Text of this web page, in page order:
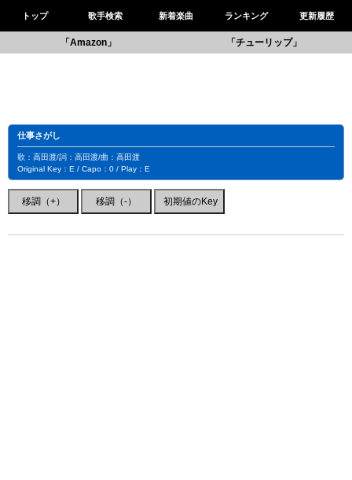
トップ 歌手検索 新着楽曲 ランキング 更新履歴
「Amazon」 「チューリップ」
仕事さがし
歌：高田渡/詞：高田渡/曲：高田渡
Original Key：E / Capo：0 / Play：E